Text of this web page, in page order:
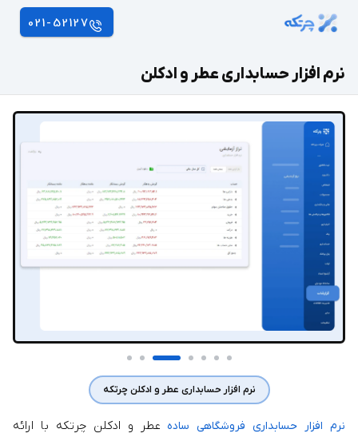
021-52127
نرم افزار حسابداری عطر و ادکلن
نرم افزار حسابداری عطر و ادکلن چرتکه
نرم‌ افزار حسابداری فروشگاهی ساده عطر و ادکلن چرتکه با ارائه